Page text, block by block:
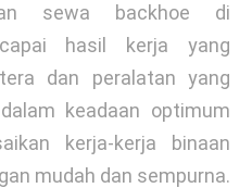
sewa backhoe di
hasil kerja yang
dan peralatan yang
keadaan optimum
kerja-kerja binaan
mudah dan sempurna.